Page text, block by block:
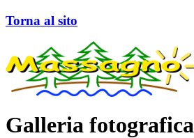
Torna al sito
Galleria fotografica